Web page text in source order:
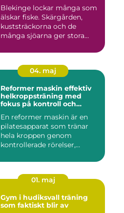
Blekinge lockar många som
älskar fiske. Skärgården,
kuststräckorna och de
många sjöarna ger stora
04. maj
Reformer maskin effektiv
helkroppsträning med
fokus på kontroll och
En reformer maskin är en
pilatesapparat som tränar
hela kroppen genom
kontrollerade rörelser,
01. maj
Gym i hudiksvall träning
som faktiskt blir av